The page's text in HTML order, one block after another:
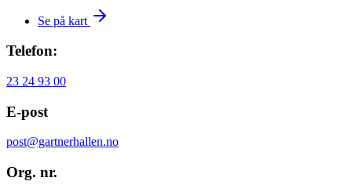
Se på kart
Telefon:
23 24 93 00
E-post
post@gartnerhallen.no
Org. nr.